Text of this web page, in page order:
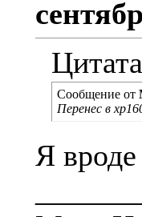
Сообщение от
Перенес в
Я